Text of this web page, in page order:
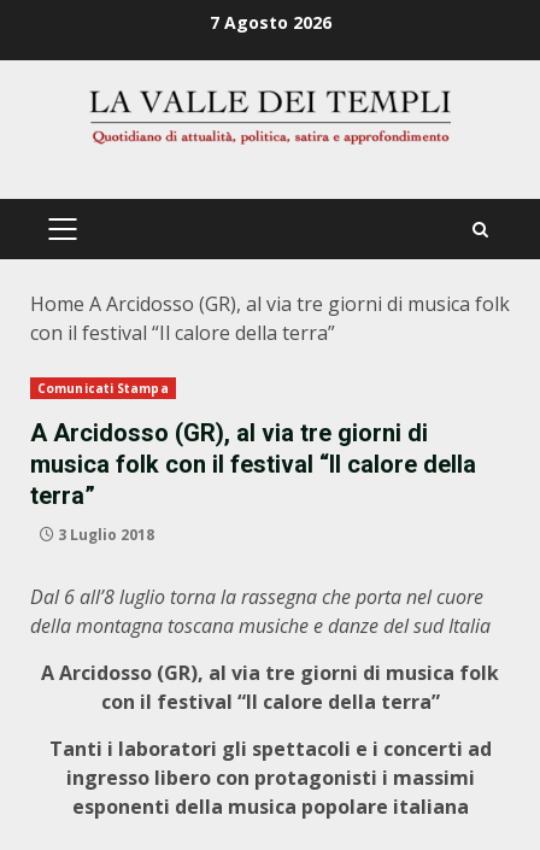
7 Agosto 2026
PRIMÄRES
Home A Arcidosso (GR), al via tre giorni di musica folk
con il festival “Il calore della terra”
Comunicati Stampa
A Arcidosso (GR), al via tre giorni di
musica folk con il festival “Il calore della
terra”
3 Luglio 2018
Dal 6 all’8 luglio torna la rassegna che porta nel cuore
della montagna toscana musiche e danze del sud Italia
A Arcidosso (GR), al via tre giorni di musica folk
con il festival “Il calore della terra”
Tanti i laboratori gli spettacoli e i concerti ad
ingresso libero con protagonisti i massimi
esponenti della musica popolare italiana